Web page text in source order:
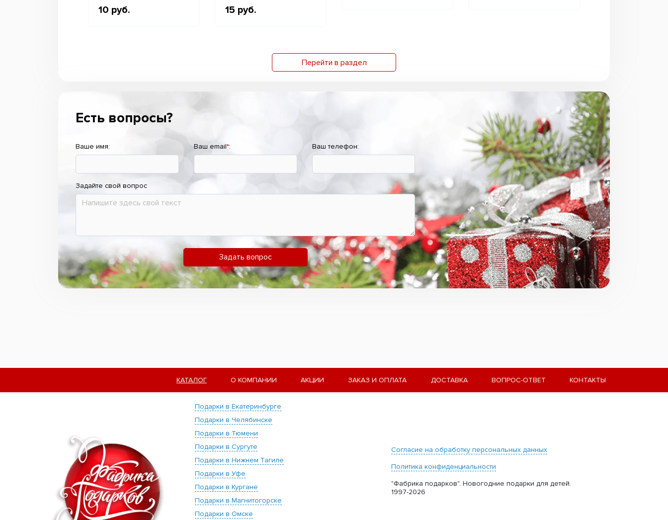
10 руб. 15 руб.
Перейти в раздел
Есть вопросы?
Ваше имя: Ваш email*: Ваш телефон:
Задайте свой вопрос
Задать вопрос
КАТАЛОГ О КОМПАНИИ АКЦИИ ЗАКАЗ И ОПЛАТА ДОСТАВКА ВОПРОС-ОТВЕТ КОНТАКТЫ
Подарки в Екатеринбурге
Подарки в Челябинске
Подарки в Тюмени
Подарки в Сургуте
Подарки в Нижнем Тагиле
Подарки в Уфе
Подарки в Кургане
Подарки в Магнитогорске
Подарки в Омске
Согласие на обработку персональных данных
Политика конфиденциальности
"Фабрика подарков". Новогодние подарки для детей.
1997-2026